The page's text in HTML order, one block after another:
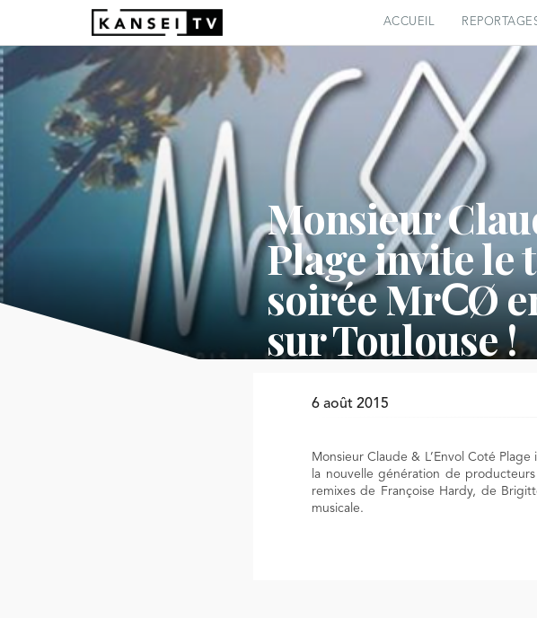
ACCUEIL
Monsieur
Plage invite le
soirée MrⅭØ
sur Toulouse !
6 août 2015
Monsieur Claude & L’Envol Coté
la nouvelle génération de
remixes de Françoise Hardy, de
musicale.